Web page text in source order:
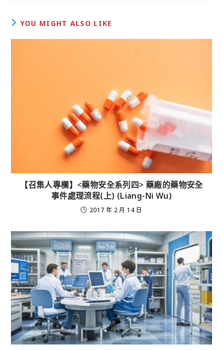
YOU MIGHT ALSO LIKE
【召集人專欄】<藥物安全系列四> 藥廠的藥物安全
事件處理流程(上) (Liang-Ni Wu)
2017 年 2 月 14 日